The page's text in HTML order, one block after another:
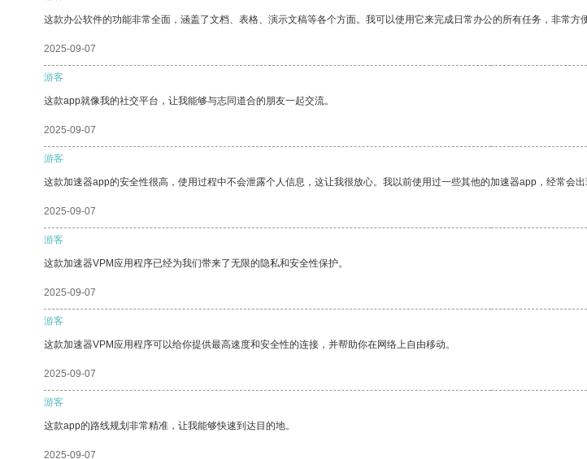
这款办公软件的功能非常全面，涵盖了文档、表格、演示文稿等各个方面。我可以使用它来完成日常办公的所有任务，非常方便
2025-09-07
游客
这款app就像我的社交平台，让我能够与志同道合的朋友一起交流。
2025-09-07
游客
这款加速器app的安全性很高，使用过程中不会泄露个人信息，这让我很放心。我以前使用过一些其他的加速器app，经常会出
2025-09-07
游客
这款加速器VPM应用程序已经为我们带来了无限的隐私和安全性保护。
2025-09-07
游客
这款加速器VPM应用程序可以给你提供最高速度和安全性的连接，并帮助你在网络上自由移动。
2025-09-07
游客
这款app的路线规划非常精准，让我能够快速到达目的地。
2025-09-07